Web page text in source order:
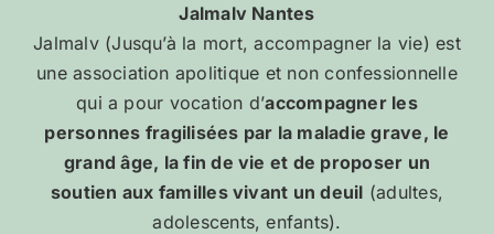
Jalmalv Nantes
Jalmalv (Jusqu’à la mort, accompagner la vie) est
une association apolitique et non confessionnelle
qui a pour vocation d’accompagner les
personnes fragilisées par la maladie grave, le
grand âge, la fin de vie et de proposer un
soutien aux familles vivant un deuil (adultes,
adolescents, enfants).